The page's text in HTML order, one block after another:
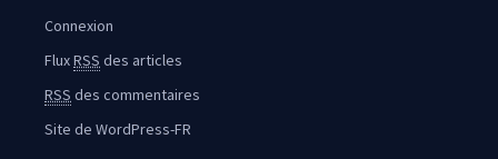
Connexion
FluxRSS des articles
RSS des commentaires
Site de WordPress-FR